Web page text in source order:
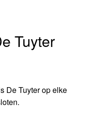
Tuyter
De Tuyter op elke